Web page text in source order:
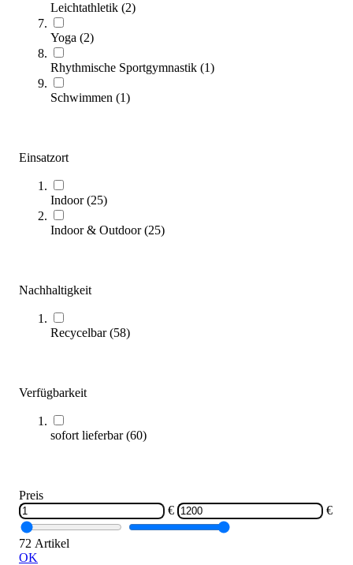
Leichtathletik (2)
Yoga (2)
Rhythmische Sportgymnastik (1)
Schwimmen (1)
Einsatzort
Indoor(25)
Indoor & Outdoor(25)
Nachhaltigkeit
Recycelbar(58)
Verfügbarkeit
sofort lieferbar(60)
Preis
€
€
72 Artikel
OK
TOGU® Tower Zugapparat
ab 539,00 €
Zum Produkt
Varianten zur Auswahl
Sofort lieferbar
Zum Produkt
Varianten zur Auswahl
TOGU® Tower Zugapparat Set
1.199,00 €